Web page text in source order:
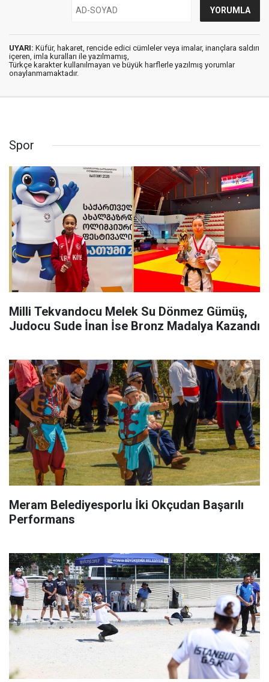
UYARI: Küfür, hakaret, rencide edici cümleler veya imalar, inançlara saldırı
içeren, imla kuralları ile yazılmamış,
Türkçe karakter kullanılmayan ve büyük harflerle yazılmış yorumlar
onaylanmamaktadır.
Spor
Milli Tekvandocu Melek Su Dönmez Gümüş,
Judocu Sude İnan İse Bronz Madalya Kazandı
Meram Belediyesporlu İki Okçudan Başarılı
Performans